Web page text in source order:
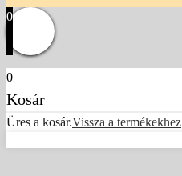
0
0
Kosár
Üres a kosár.Vissza a termékekhez